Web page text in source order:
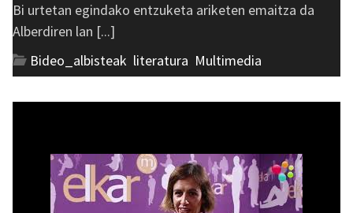
Bi urtetan egindako entzuketa ariketen emaitza da
Alberdiren lan [...]
Bideo_albisteak literatura Multimedia